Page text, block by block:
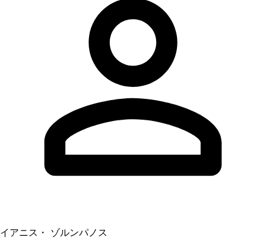
イアニス・ ゾルンパノス